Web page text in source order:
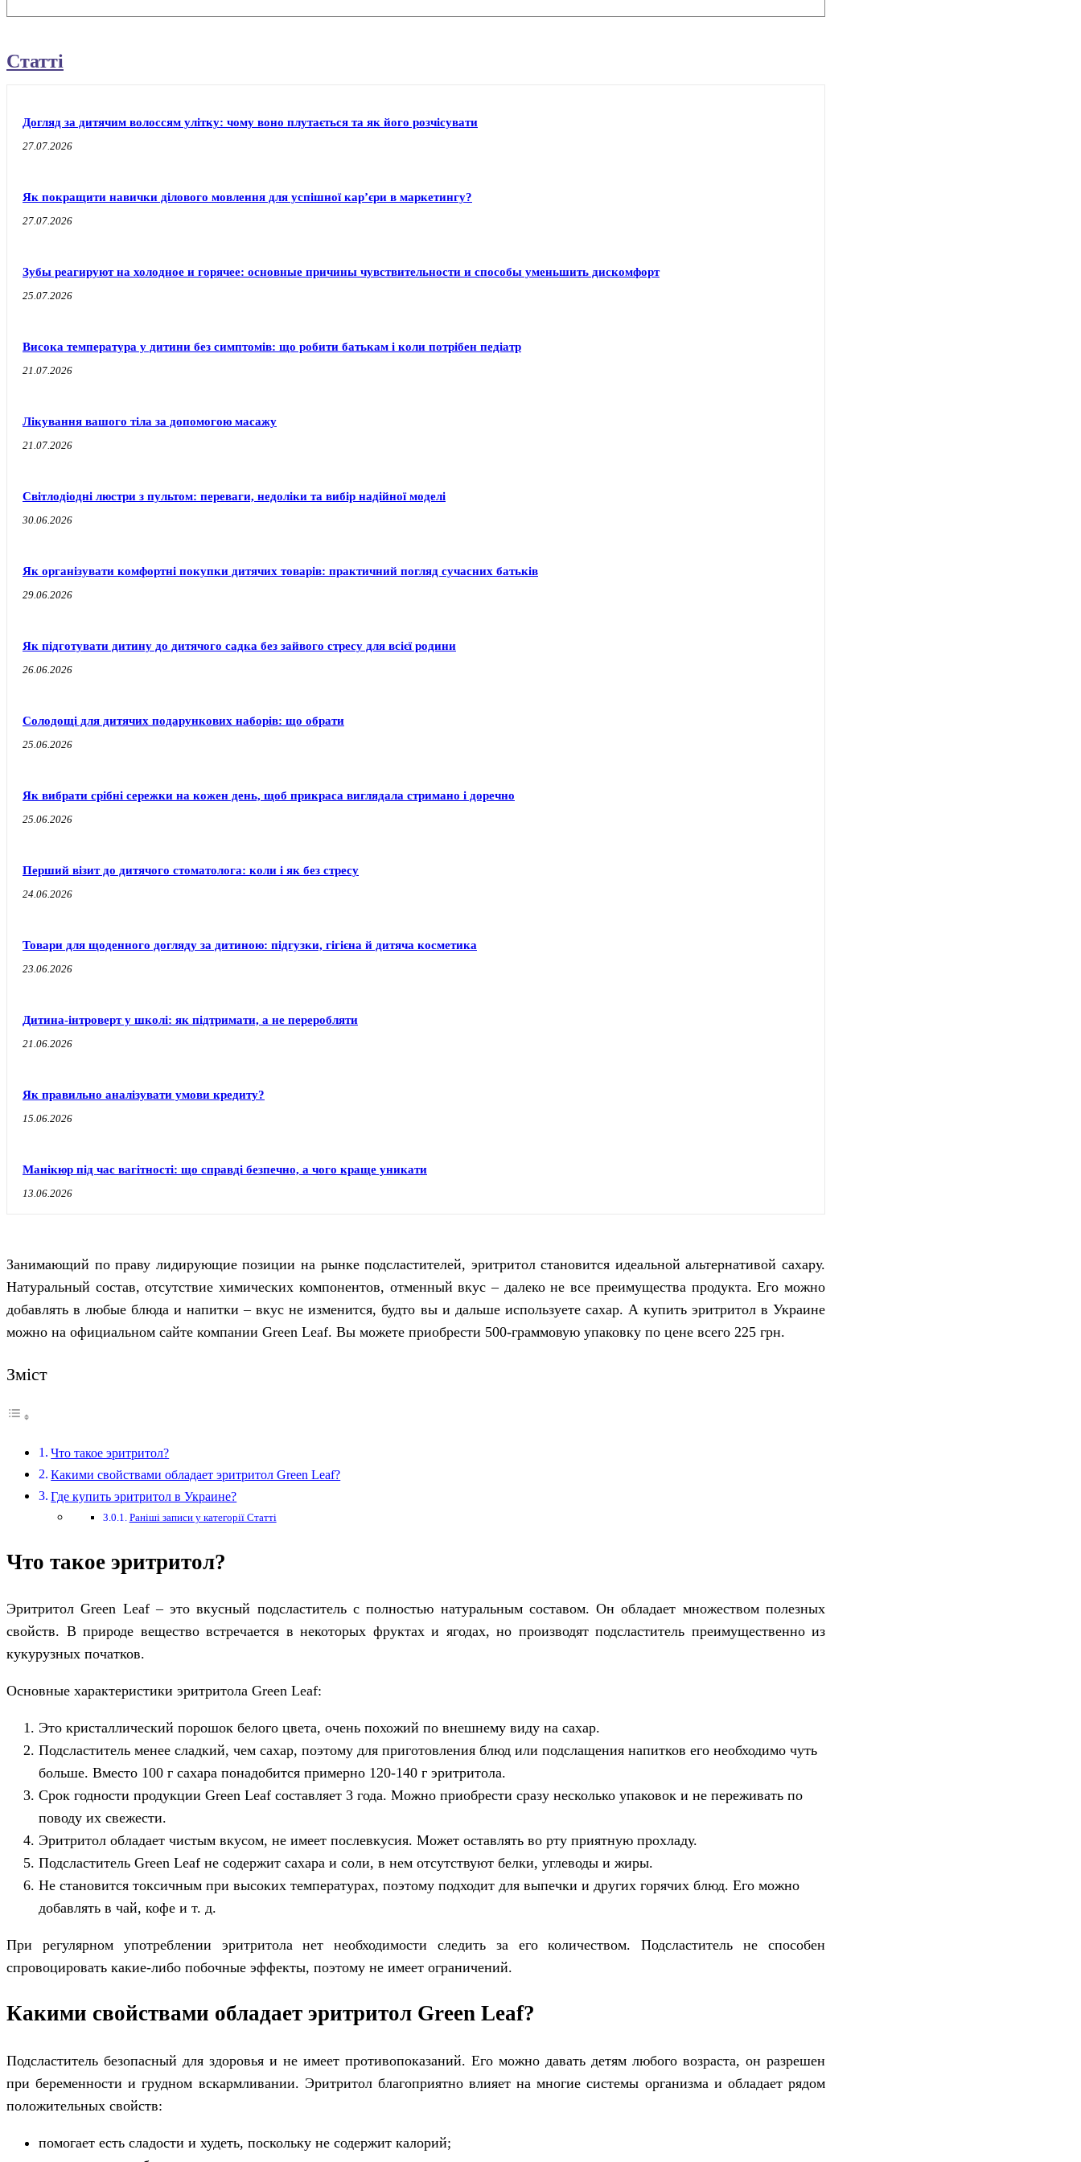
Статті
Догляд за дитячим волоссям улітку: чому воно плутається та як його розчісувати
27.07.2026
Як покращити навички ділового мовлення для успішної кар’єри в маркетингу?
27.07.2026
Зубы реагируют на холодное и горячее: основные причины чувствительности и способы уменьшить дискомфорт
25.07.2026
Висока температура у дитини без симптомів: що робити батькам і коли потрібен педіатр
21.07.2026
Лікування вашого тіла за допомогою масажу
21.07.2026
Світлодіодні люстри з пультом: переваги, недоліки та вибір надійної моделі
30.06.2026
Як організувати комфортні покупки дитячих товарів: практичний погляд сучасних батьків
29.06.2026
Як підготувати дитину до дитячого садка без зайвого стресу для всієї родини
26.06.2026
Солодощі для дитячих подарункових наборів: що обрати
25.06.2026
Як вибрати срібні сережки на кожен день, щоб прикраса виглядала стримано і доречно
25.06.2026
Перший візит до дитячого стоматолога: коли і як без стресу
24.06.2026
Товари для щоденного догляду за дитиною: підгузки, гігієна й дитяча косметика
23.06.2026
Дитина-інтроверт у школі: як підтримати, а не переробляти
21.06.2026
Як правильно аналізувати умови кредиту?
15.06.2026
Манікюр під час вагітності: що справді безпечно, а чого краще уникати
13.06.2026
Занимающий по праву лидирующие позиции на рынке подсластителей, эритритол становится идеальной альтернативой сахару.
Натуральный состав, отсутствие химических компонентов, отменный вкус – далеко не все преимущества продукта. Его можно
добавлять в любые блюда и напитки – вкус не изменится, будто вы и дальше используете сахар. А купить эритритол в Украине
можно на официальном сайте компании Green Leaf. Вы можете приобрести 500-граммовую упаковку по цене всего 225 грн.
Зміст
Что такое эритритол?
Какими свойствами обладает эритритол Green Leaf?
Где купить эритритол в Украине?
Раніші записи у категорії Статті
Что такое эритритол?
Эритритол Green Leaf – это вкусный подсластитель с полностью натуральным составом. Он обладает множеством полезных
свойств. В природе вещество встречается в некоторых фруктах и ягодах, но производят подсластитель преимущественно из
кукурузных початков.
Основные характеристики эритритола Green Leaf:
Это кристаллический порошок белого цвета, очень похожий по внешнему виду на сахар.
Подсластитель менее сладкий, чем сахар, поэтому для приготовления блюд или подслащения напитков его необходимо чуть
больше. Вместо 100 г сахара понадобится примерно 120-140 г эритритола.
Срок годности продукции Green Leaf составляет 3 года. Можно приобрести сразу несколько упаковок и не переживать по
поводу их свежести.
Эритритол обладает чистым вкусом, не имеет послевкусия. Может оставлять во рту приятную прохладу.
Подсластитель Green Leaf не содержит сахара и соли, в нем отсутствуют белки, углеводы и жиры.
Не становится токсичным при высоких температурах, поэтому подходит для выпечки и других горячих блюд. Его можно
добавлять в чай, кофе и т. д.
При регулярном употреблении эритритола нет необходимости следить за его количеством. Подсластитель не способен
спровоцировать какие-либо побочные эффекты, поэтому не имеет ограничений.
Какими свойствами обладает эритритол Green Leaf?
Подсластитель безопасный для здоровья и не имеет противопоказаний. Его можно давать детям любого возраста, он разрешен
при беременности и грудном вскармливании. Эритритол благоприятно влияет на многие системы организма и обладает рядом
положительных свойств:
помогает есть сладости и худеть, поскольку не содержит калорий;